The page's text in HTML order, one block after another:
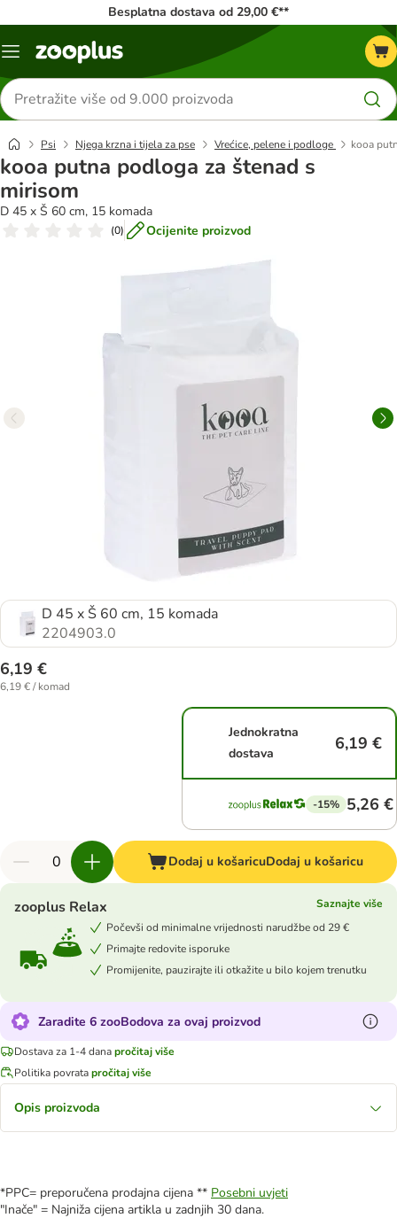
Besplatna dostava od 29,00 €**
Izbornik
Traži
proizvode
Psi Njega krzna i tijela za pse Vrećice, pelene i podloge kooa
kooa putna podloga za štenad s
mirisom
D 45 x Š 60 cm, 15 komada
(0) Ocijenite proizvod
D 45 x Š 60 cm, 15 komada
2204903.0
6,19 €
6,19 € / komad
Jednokratna
dostava
6,19 €
-15% 5,26 €
Dodaj u košaricuDodaj u košaricu
zooplus Relax
Saznajte više
Počevši od minimalne vrijednosti narudžbe od 29 €
Primajte redovite isporuke
Promijenite, pauzirajte ili otkažite u bilo kojem trenutku
Zaradite 6 zooBodova za ovaj proizvod
Dostava za 1-4 danapročitaj više
Politika povratapročitaj više
Opis proizvoda
*PPC= preporučena prodajna cijena ** Posebni uvjeti
"Inače" = Najniža cijena artikla u zadnjih 30 dana.